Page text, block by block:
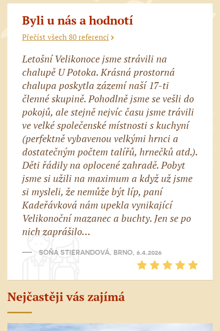
Byli u nás a hodnotí
Přečíst všech 80 referencí
Letošní Velikonoce jsme strávili na
chalupě U Potoka. Krásná prostorná
chalupa poskytla zázemí naší 17-ti
členné skupině. Pohodlně jsme se vešli do
pokojů, ale stejně nejvíc času jsme trávili
ve velké společenské místnosti s kuchyní
(perfektně vybavenou velkými hrnci a
dostatečným počtem talířů, hrnečků atd.).
Děti řádily na oplocené zahradě. Pobyt
jsme si užili na maximum a když už jsme
si mysleli, že nemůže být líp, paní
Kadeřávková nám upekla vynikající
Velikonoční mazanec a buchty. Jen se po
nich zaprášilo…
SOŇA STIERANDOVÁ, BRNO, 6.4.2026
Nejčastěji vás zajímá